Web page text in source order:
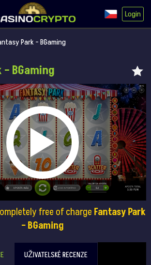
Login
Park – BGaming
BGaming
free of charge Fantasy Park
– BGaming
UŽIVATELSKÉ RECENZE